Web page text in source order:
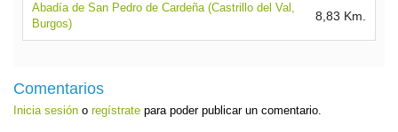
Abadía de San Pedro de Cardeña (Castrillo del Val,
Burgos)
8,83 Km.
Comentarios
Inicia sesión o regístrate para poder publicar un comentario.